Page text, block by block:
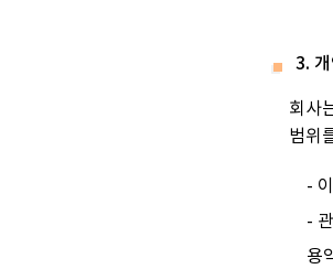
3.
회사
범위
-
-
용